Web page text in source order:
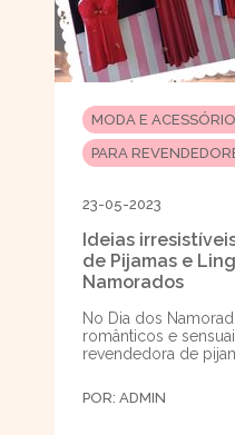
MODA E
PARA
23-05-2023
Ideias
de Pijamas e
Namorados
No Dia dos
românticos e
revendedora de
POR: ADMIN